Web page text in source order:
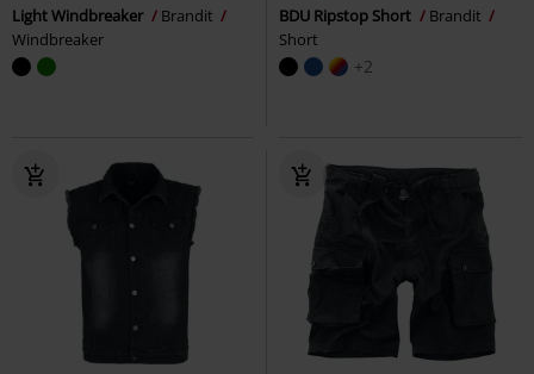
Light Windbreaker
Brandit
Windbreaker
BDU Ripstop Short
Brandit
Short
+2